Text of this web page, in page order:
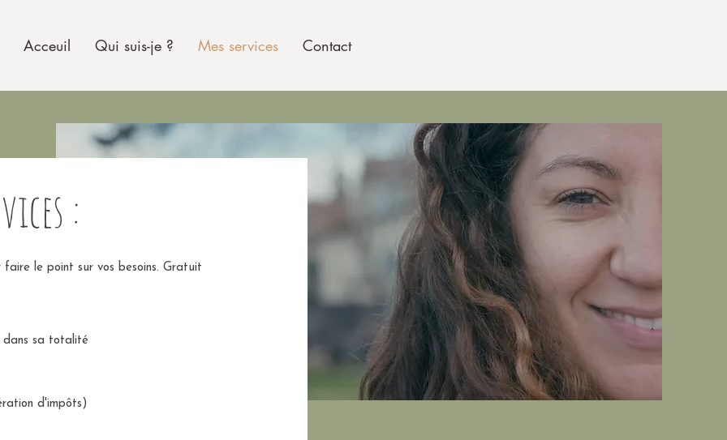
Acceuil Qui suis-je ? Mes services Contact
:
le point sur vos besoins. Gratuit
dans sa totalité
d'impôts)